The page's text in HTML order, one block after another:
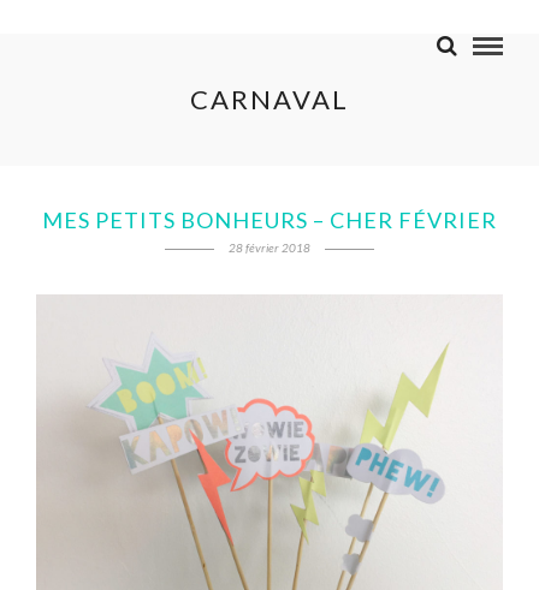
CARNAVAL
MES PETITS BONHEURS – CHER FÉVRIER
28 février 2018